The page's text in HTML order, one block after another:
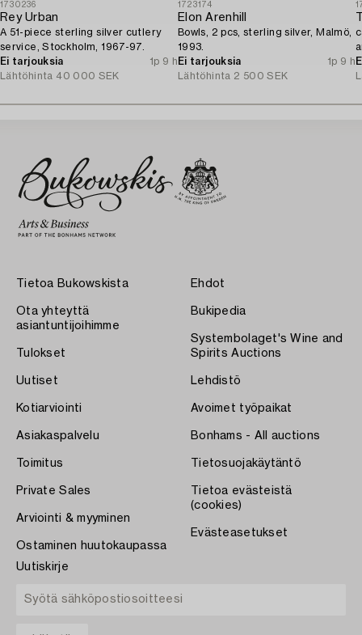
1730236
Rey Urban
A 51-piece sterling silver cutlery
service, Stockholm, 1967-97.
Ei tarjouksia
1p 9 h
Lähtöhinta 40 000 SEK
1723174
Elon Arenhill
Bowls, 2 pcs, sterling silver, Malmö,
1993.
Ei tarjouksia
1p 9 h
Lähtöhinta 2 500 SEK
Tietoa Bukowskista
Ota yhteyttä
asiantuntijoihimme
Tulokset
Uutiset
Kotiarviointi
Asiakaspalvelu
Toimitus
Private Sales
Arviointi & myyminen
Ostaminen huutokaupassa
Ehdot
Bukipedia
Systembolaget's Wine and
Spirits Auctions
Lehdistö
Avoimet työpaikat
Bonhams - All auctions
Tietosuojakäytäntö
Tietoa evästeistä
(cookies)
Evästeasetukset
Uutiskirje